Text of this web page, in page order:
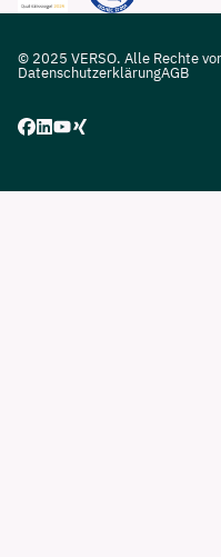
© 2025 VERSO. Alle Rechte
DatenschutzerklärungAGB